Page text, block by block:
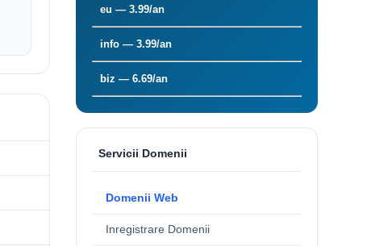
eu — 3.99/an
info — 3.99/an
biz — 6.69/an
Servicii Domenii
Domenii Web
Inregistrare Domenii